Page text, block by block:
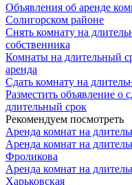
Объявления об аренде
Солигорском районе
Снять комнату на
собственника
Комнаты на длительный
аренда
Сдать комнату на
Разместить объявление о
длительный срок
Рекомендуем посмотреть
Аренда комнат на
Аренда комнат на
Фроликова
Аренда комнат на
Харьковская